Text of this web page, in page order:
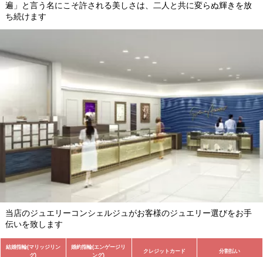
遍」と言う名にこそ許される美しさは、二人と共に変らぬ輝きを放
ち続けます
当店のジュエリーコンシェルジュがお客様のジュエリー選びをお手
伝いを致します
結婚指輪(マリッジリン
グ)
婚約指輪(エンゲージリ
ング)
クレジットカード 分割払い